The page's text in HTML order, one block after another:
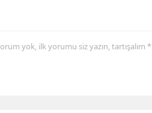
yok, ilk yorumu siz yazın, tartışalım *